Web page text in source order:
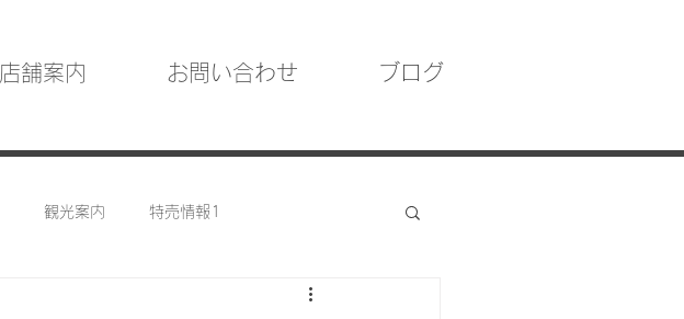
店舗案内 お問い合わせ ブログ
観光案内 特売情報1